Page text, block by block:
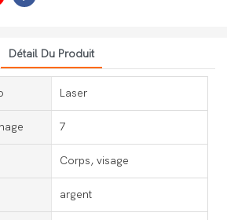
Détail Du Produit
Laser
7
Corps, visage
argent